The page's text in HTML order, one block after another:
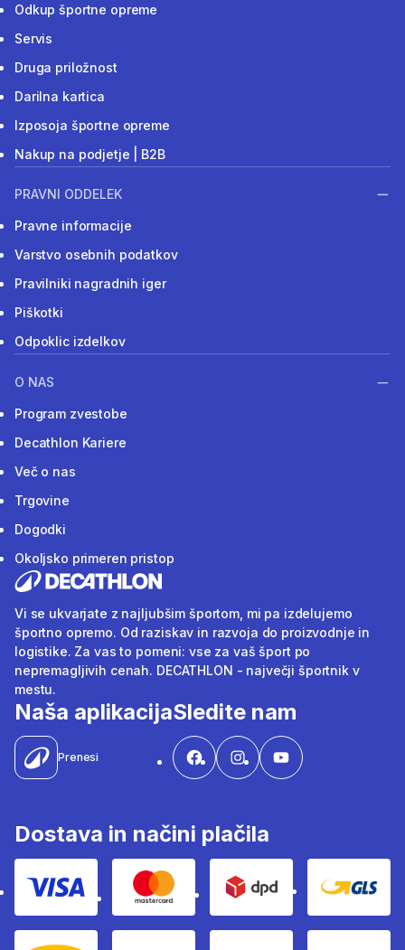
Odkup športne opreme
Servis
Druga priložnost
Darilna kartica
Izposoja športne opreme
Nakup na podjetje | B2B
PRAVNI ODDELEK
Pravne informacije
Varstvo osebnih podatkov
Pravilniki nagradnih iger
Piškotki
Odpoklic izdelkov
O NAS
Program zvestobe
Decathlon Kariere
Več o nas
Trgovine
Dogodki
Okoljsko primeren pristop
Vi se ukvarjate z najljubšim športom, mi pa izdelujemo
športno opremo. Od raziskav in razvoja do proizvodnje in
logistike. Za vas to pomeni: vse za vaš šport po
nepremagljivih cenah. DECATHLON - največji športnik v
mestu.
Naša aplikacija
Prenesi
Sledite nam
Dostava in načini plačila
Visa Mastercard Dpd Gls